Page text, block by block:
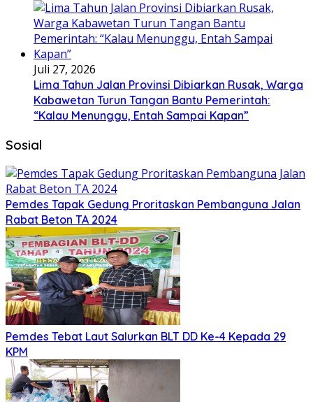
Juli 27, 2026
Lima Tahun Jalan Provinsi Dibiarkan Rusak, Warga
Kabawetan Turun Tangan Bantu Pemerintah:
“Kalau Menunggu, Entah Sampai Kapan”
Sosial
Pemdes Tapak Gedung Proritaskan Pembanguna Jalan
Rabat Beton TA 2024
Pemdes Tebat Laut Salurkan BLT DD Ke-4 Kepada 29
KPM